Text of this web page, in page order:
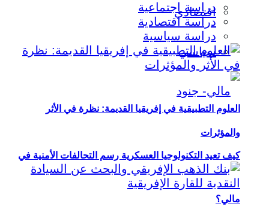
اقتصادي
سياسي
كيف تعيد التكنولوجيا العسكرية رسم التحالفات الأمنية في
مالي؟
دراسة اجتماعية
دراسة اقتصادية
دراسة سياسية
العلوم التطبيقية في إفريقيا القديمة: نظرة في الأثر
والمؤثرات